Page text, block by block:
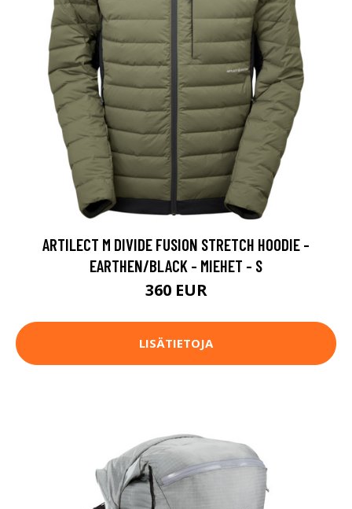
ARTILECT M DIVIDE FUSION STRETCH HOODIE -
EARTHEN/BLACK - MIEHET - S
360 EUR
LISÄTIETOJA